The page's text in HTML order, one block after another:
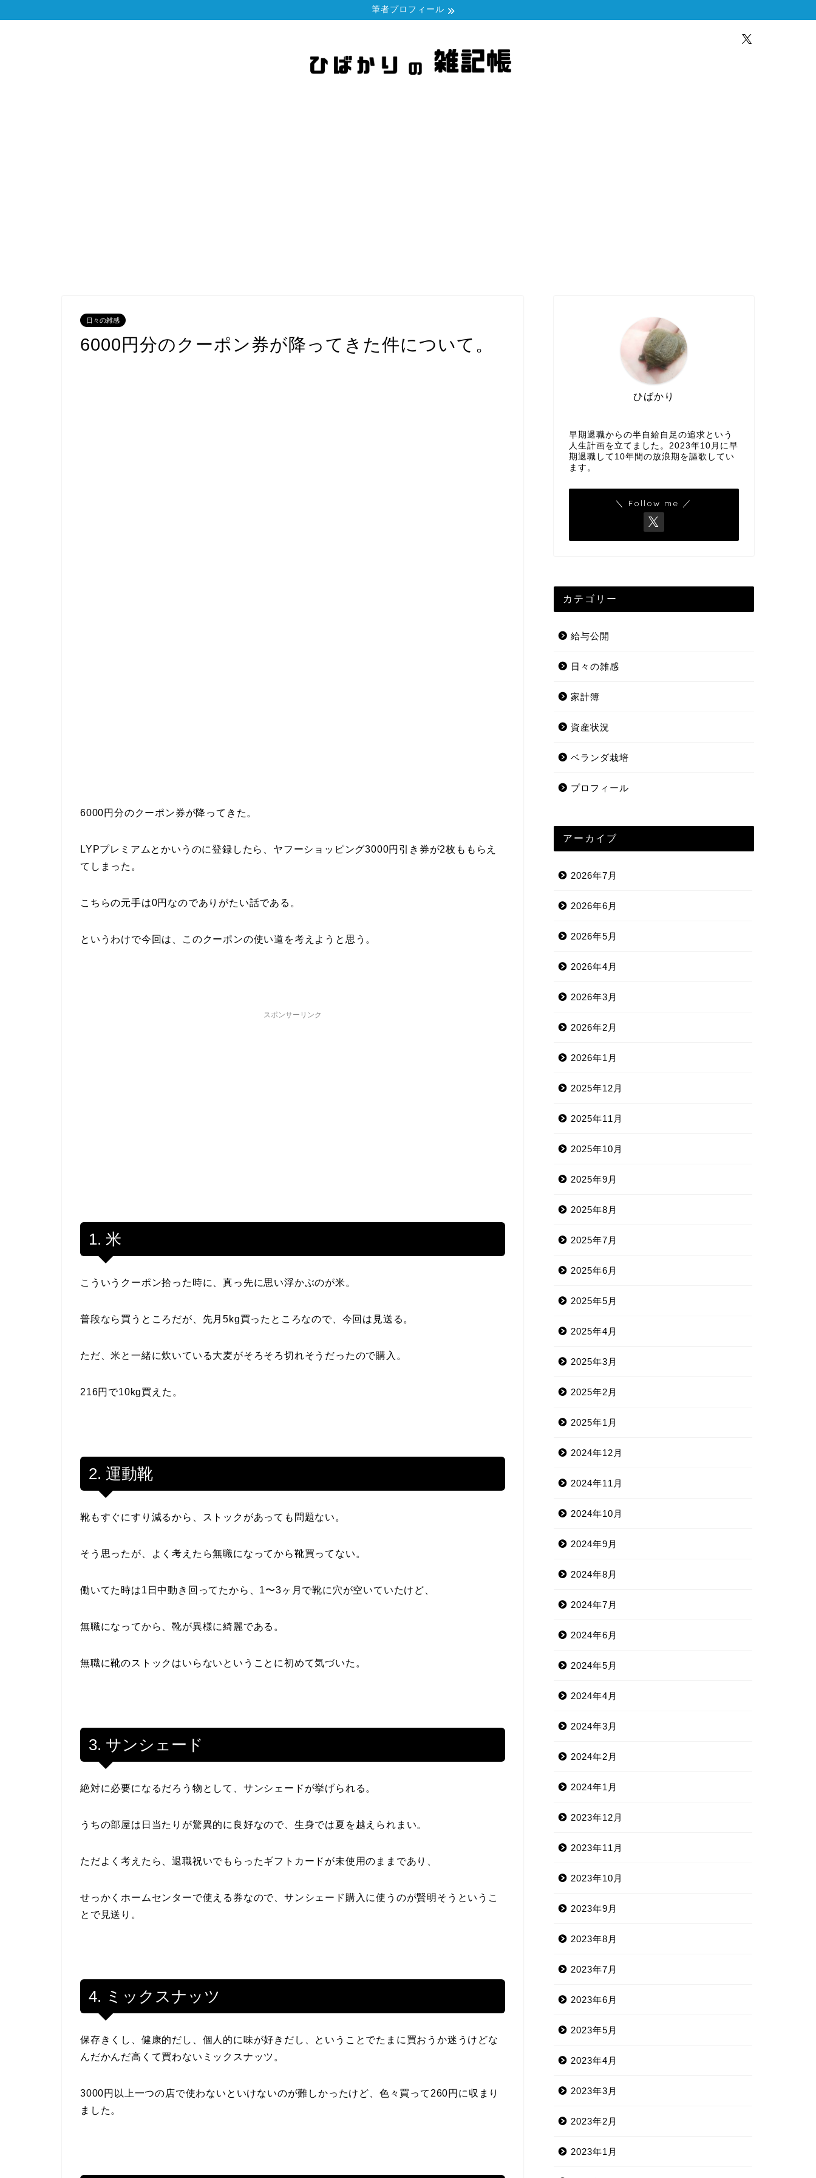
筆者プロフィール
日々の雑感
6000円分のクーポン券が降ってきた件について。
6000円分のクーポン券が降ってきた。
LYPプレミアムとかいうのに登録したら、ヤフーショッピング3000円引き券が2枚ももらえ
てしまった。
こちらの元手は0円なのでありがたい話である。
というわけで今回は、このクーポンの使い道を考えようと思う。
スポンサーリンク
1. 米
こういうクーポン拾った時に、真っ先に思い浮かぶのが米。
普段なら買うところだが、先月5kg買ったところなので、今回は見送る。
ただ、米と一緒に炊いている大麦がそろそろ切れそうだったので購入。
216円で10kg買えた。
2. 運動靴
靴もすぐにすり減るから、ストックがあっても問題ない。
そう思ったが、よく考えたら無職になってから靴買ってない。
働いてた時は1日中動き回ってたから、1〜3ヶ月で靴に穴が空いていたけど、
無職になってから、靴が異様に綺麗である。
無職に靴のストックはいらないということに初めて気づいた。
3. サンシェード
絶対に必要になるだろう物として、サンシェードが挙げられる。
うちの部屋は日当たりが驚異的に良好なので、生身では夏を越えられまい。
ただよく考えたら、退職祝いでもらったギフトカードが未使用のままであり、
せっかくホームセンターで使える券なので、サンシェード購入に使うのが賢明そうというこ
とで見送り。
4. ミックスナッツ
保存きくし、健康的だし、個人的に味が好きだし、ということでたまに買おうか迷うけどな
んだかんだ高くて買わないミックスナッツ。
3000円以上一つの店で使わないといけないのが難しかったけど、色々買って260円に収まり
ました。
ひばかり
早期退職からの半自給自足の追求という
人生計画を立てました。2023年10月に早
期退職して10年間の放浪期を謳歌してい
ます。
＼ Follow me ／
カテゴリー
給与公開
日々の雑感
家計簿
資産状況
ベランダ栽培
プロフィール
アーカイブ
2026年7月
2026年6月
2026年5月
2026年4月
2026年3月
2026年2月
2026年1月
2025年12月
2025年11月
2025年10月
2025年9月
2025年8月
2025年7月
2025年6月
2025年5月
2025年4月
2025年3月
2025年2月
2025年1月
2024年12月
2024年11月
2024年10月
2024年9月
2024年8月
2024年7月
2024年6月
2024年5月
2024年4月
2024年3月
2024年2月
2024年1月
2023年12月
2023年11月
2023年10月
2023年9月
2023年8月
2023年7月
2023年6月
2023年5月
2023年4月
2023年3月
2023年2月
2023年1月